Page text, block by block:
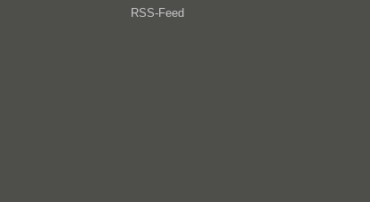
RSS-Feed